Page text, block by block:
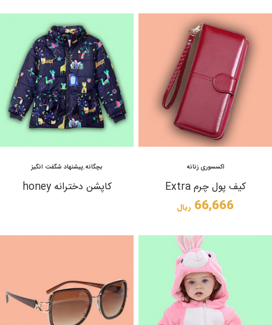
مشاهده
اکسسوری زنانه
کیف پول چرم Extra
66,666 ریال
مشاهده بچگانه,پیشنهاد شگفت انگیز
کاپشن دخترانه honey